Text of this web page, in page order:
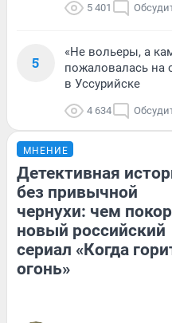
5 401
5
«Не вольеры, а
пожаловалась на
в Уссурийске
4 634
МНЕНИЕ
Детективная
без привычной
чернухи: чем
новый российский
сериал «Когда
огонь»